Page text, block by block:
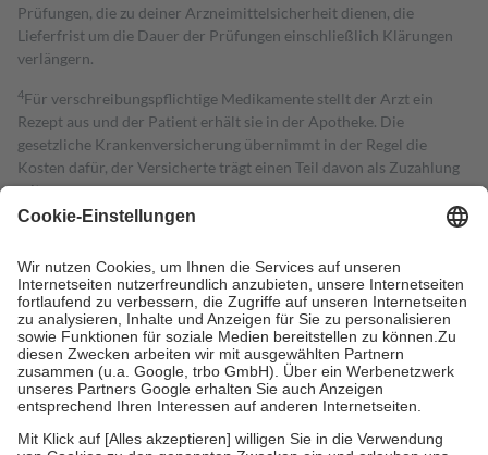
Prüfungen, die zu deiner Arzneimittelsicherheit dienen, die
Lieferfrist um die Dauer der Prüfungen einschließlich Klärungen
verlängern.
4Für verschreibungspflichtige Medikamente stellt der Arzt ein
Rezept aus und der Patient erhält sie in der Apotheke. Die
gesetzliche Krankenversicherung übernimmt in der Regel die
Kosten dafür, der Versicherte trägt einen Teil davon als Zuzahlung
mit.
Grundsätzlich leisten Mitglieder Zuzahlungen in Höhe von zehn
höchstens zehn Euro.
Es sind jedoch nie mehr als die tatsächlichen
Kosten der Leistung zu entrichten.
Diese Regeln gelten grundsätzlich auch für Online-Apotheken.
Bei Heilmitteln und häuslicher Krankenpflege beträgt die
Zuzahlung zehn Prozent der Kosten sowie zehn Euro je
Verordnung.
Um das Engagement der Versicherten für ihre eigene Gesundheit zu
stärken und die besondere Stellung der Familie zu unterstützen,
fallenkeine Zuzahlungenan bei: